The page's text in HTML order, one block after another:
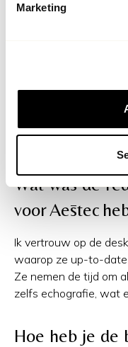
Marketing
medische wereld,
Ik ben zelf nogal
alles maar tegelijk,
voorzichtig. De arts
kan zien wat het
Wat was de
voor Aēstec
Ik vertrouw op de
waarop ze up-to-date
Ze nemen de tijd om
zelfs echografie, wat
Hoe heb je de